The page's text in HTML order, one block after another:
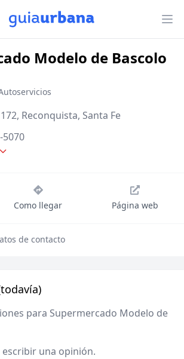
Modelo de Bascolo
Reconquista, Santa Fe
5070
Como llegar Página web
de contacto
para Supermercado Modelo de
escribir una opinión.